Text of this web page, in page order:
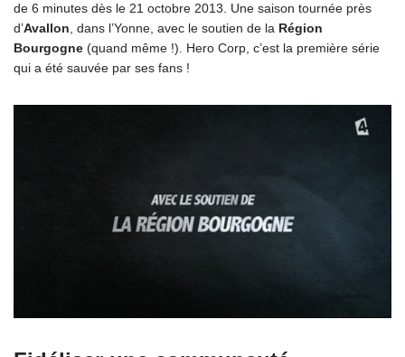
de 6 minutes dès le 21 octobre 2013. Une saison tournée près
d’Avallon , dans l’Yonne, avec le soutien de la Région
Bourgogne (quand même !). Hero Corp, c’est la première série
qui a été sauvée par ses fans !